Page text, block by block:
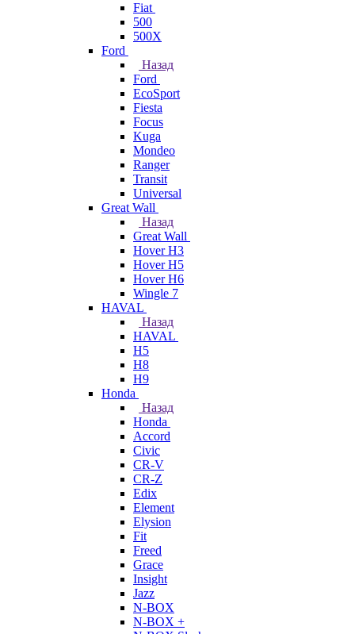
Fiat
500
500X
Ford
Назад
Ford
EcoSport
Fiesta
Focus
Kuga
Mondeo
Ranger
Transit
Universal
Great Wall
Назад
Great Wall
Hover H3
Hover H5
Hover H6
Wingle 7
HAVAL
Назад
HAVAL
H5
H8
H9
Honda
Назад
Honda
Accord
Civic
CR-V
CR-Z
Edix
Element
Elysion
Fit
Freed
Grace
Insight
Jazz
N-BOX
N-BOX +